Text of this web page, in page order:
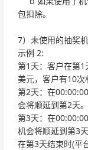
包扣除。
7）未使用的抽奖
示例 2:
第1天：客户在第
美元，客户有10次
第2天：在
会将顺延到第2天。
第3天：在
机会将顺延到第3天
在第3天结束时(平